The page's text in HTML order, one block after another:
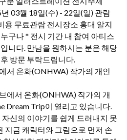
서 온화(ONHWA) 작가의 개인